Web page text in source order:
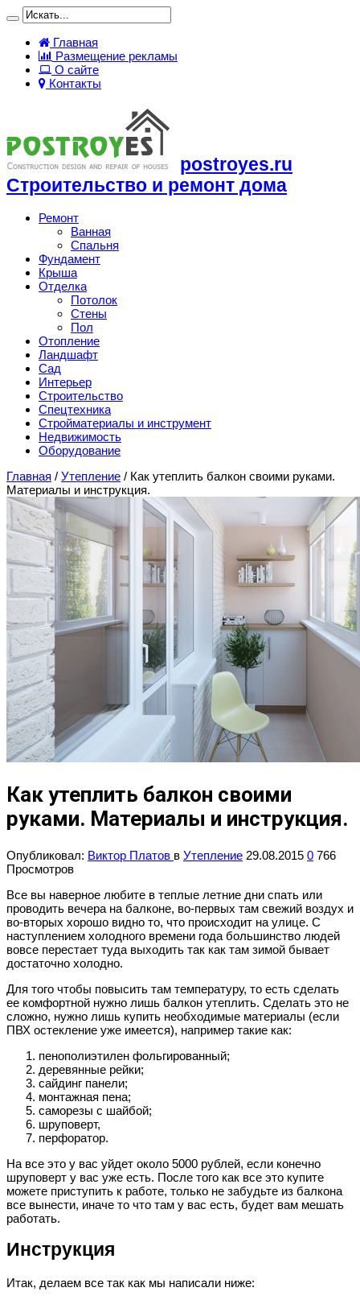
Главная
Размещение рекламы
О сайте
Контакты
postroyes.ru
Строительство и ремонт дома
Ремонт
Ванная
Спальня
Фундамент
Крыша
Отделка
Потолок
Стены
Пол
Отопление
Ландшафт
Сад
Интерьер
Строительство
Спецтехника
Стройматериалы и инструмент
Недвижимость
Оборудование
Главная / Утепление / Как утеплить балкон своими руками.
Материалы и инструкция.
Как утеплить балкон своими
руками. Материалы и инструкция.
Опубликовал: Виктор Платов в Утепление 29.08.2015 0 766
Просмотров
Все вы наверное любите в теплые летние дни спать или
проводить вечера на балконе, во-первых там свежий воздух и
во-вторых хорошо видно то, что происходит на улице. С
наступлением холодного времени года большинство людей
вовсе перестает туда выходить так как там зимой бывает
достаточно холодно.
Для того чтобы повысить там температуру, то есть сделать
ее комфортной нужно лишь балкон утеплить. Сделать это не
сложно, нужно лишь купить необходимые материалы (если
ПВХ остекление уже имеется), например такие как:
пенополиэтилен фольгированный;
деревянные рейки;
сайдинг панели;
монтажная пена;
саморезы с шайбой;
шруповерт,
перфоратор.
На все это у вас уйдет около 5000 рублей, если конечно
шруповерт у вас уже есть. После того как все это купите
можете приступить к работе, только не забудьте из балкона
все вынести, иначе то что там у вас есть, будет вам мешать
работать.
Инструкция
Итак, делаем все так как мы написали ниже: